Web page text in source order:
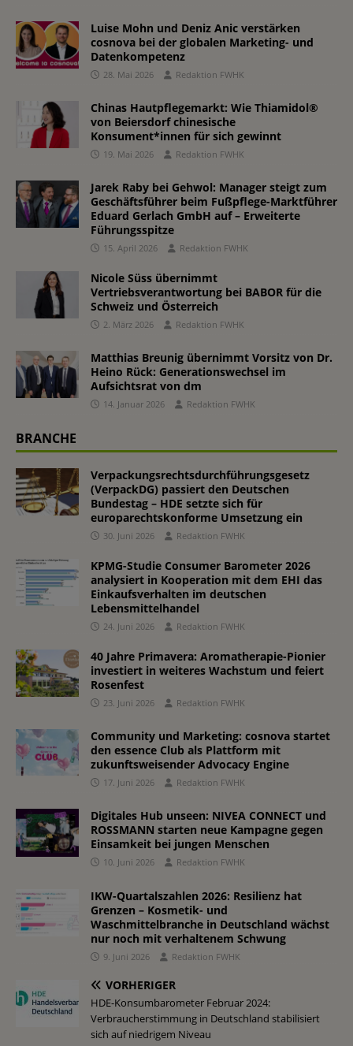
Luise Mohn und Deniz Anic verstärken
cosnova bei der globalen Marketing- und
Datenkompetenz
28. Mai 2026 Redaktion FWHK
Chinas Hautpflegemarkt: Wie Thiamidol®
von Beiersdorf chinesische
Konsument*innen für sich gewinnt
19. Mai 2026 Redaktion FWHK
Jarek Raby bei Gehwol: Manager steigt zum
Geschäftsführer beim Fußpflege-Marktführer
Eduard Gerlach GmbH auf – Erweiterte
Führungsspitze
15. April 2026 Redaktion FWHK
Nicole Süss übernimmt
Vertriebsverantwortung bei BABOR für die
Schweiz und Österreich
2. März 2026 Redaktion FWHK
Matthias Breunig übernimmt Vorsitz von Dr.
Heino Rück: Generationswechsel im
Aufsichtsrat von dm
14. Januar 2026 Redaktion FWHK
BRANCHE
Verpackungsrechtsdurchführungsgesetz
(VerpackDG) passiert den Deutschen
Bundestag – HDE setzte sich für
europarechtskonforme Umsetzung ein
30. Juni 2026 Redaktion FWHK
KPMG-Studie Consumer Barometer 2026
analysiert in Kooperation mit dem EHI das
Einkaufsverhalten im deutschen
Lebensmittelhandel
24. Juni 2026 Redaktion FWHK
40 Jahre Primavera: Aromatherapie-Pionier
investiert in weiteres Wachstum und feiert
Rosenfest
23. Juni 2026 Redaktion FWHK
Community und Marketing: cosnova startet
den essence Club als Plattform mit
zukunftsweisender Advocacy Engine
17. Juni 2026 Redaktion FWHK
Digitales Hub unseen: NIVEA CONNECT und
ROSSMANN starten neue Kampagne gegen
Einsamkeit bei jungen Menschen
10. Juni 2026 Redaktion FWHK
IKW-Quartalszahlen 2026: Resilienz hat
Grenzen – Kosmetik- und
Waschmittelbranche in Deutschland wächst
nur noch mit verhaltenem Schwung
9. Juni 2026 Redaktion FWHK
VORHERIGER
HDE-Konsumbarometer Februar 2024:
Verbraucherstimmung in Deutschland stabilisiert
sich auf niedrigem Niveau